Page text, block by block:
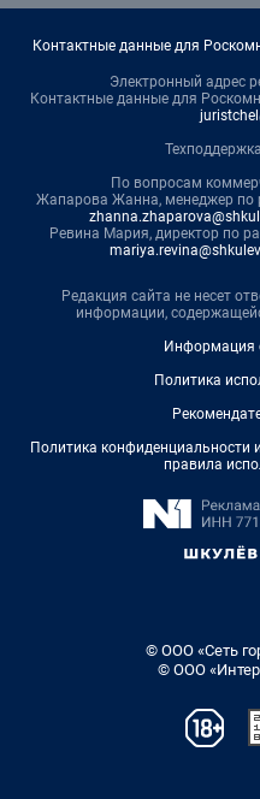
Контактные данные для
Электронный адрес
Контактные данные для
По вопросам
Жапарова Жанна, менеджер по
Ревина Мария, директор по
Редакция сайта не несет
информации,
Информация
Политика
Политика конфиденциальности
правила
© ООО «Сеть
© ООО